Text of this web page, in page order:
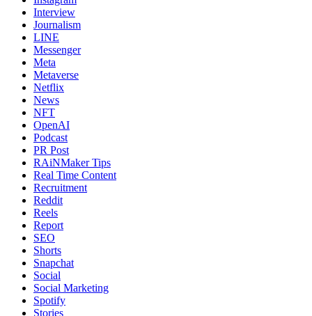
Interview
Journalism
LINE
Messenger
Meta
Metaverse
Netflix
News
NFT
OpenAI
Podcast
PR Post
RAiNMaker Tips
Real Time Content
Recruitment
Reddit
Reels
Report
SEO
Shorts
Snapchat
Social
Social Marketing
Spotify
Stories